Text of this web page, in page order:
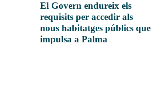
El Govern endureix els
requisits per accedir als
nous habitatges públics que
impulsa a Palma